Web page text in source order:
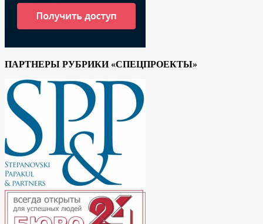
ПАРТНЕРЫ РУБРИКИ «СПЕЦПРОЕКТЫ»